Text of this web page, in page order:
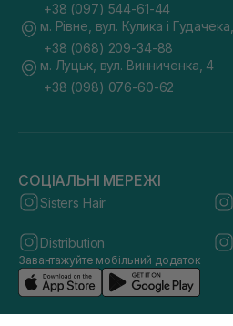
+38 (097) 544-61-44
м. Рівне, вул. Кулика і
+38 (068) 209-34-88
м. Луцьк, вул. Винниченка, 4
+38 (098) 076-60-62
СОЦІАЛЬНІ МЕРЕЖІ
Sisters Hair
Distribution
Завантажуйте мобільний додаток